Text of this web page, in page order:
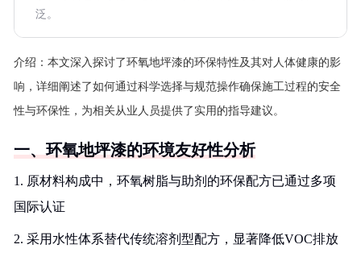
泛。
介绍： 本文深入探讨了环氧地坪漆的环保特性及其对人体健康的影
响，详细阐述了如何通过科学选择与规范操作确保施工过程的安全
性与环保性，为相关从业人员提供了实用的指导建议。
一、环氧地坪漆的环境友好性分析
1. 原材料构成中，环氧树脂与助剂的环保配方已通过多项
国际认证
2. 采用水性体系替代传统溶剂型配方，显著降低VOC排放